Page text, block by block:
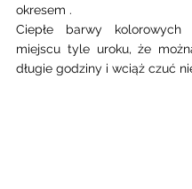
okresem .
Ciepłe barwy
miejscu tyle uroku, że
długie godziny i wciąż czuć